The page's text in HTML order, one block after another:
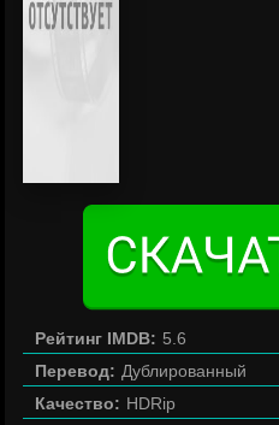
Рейтинг IMDB: 5.6
Перевод: Дублированный
Качество: HDRip